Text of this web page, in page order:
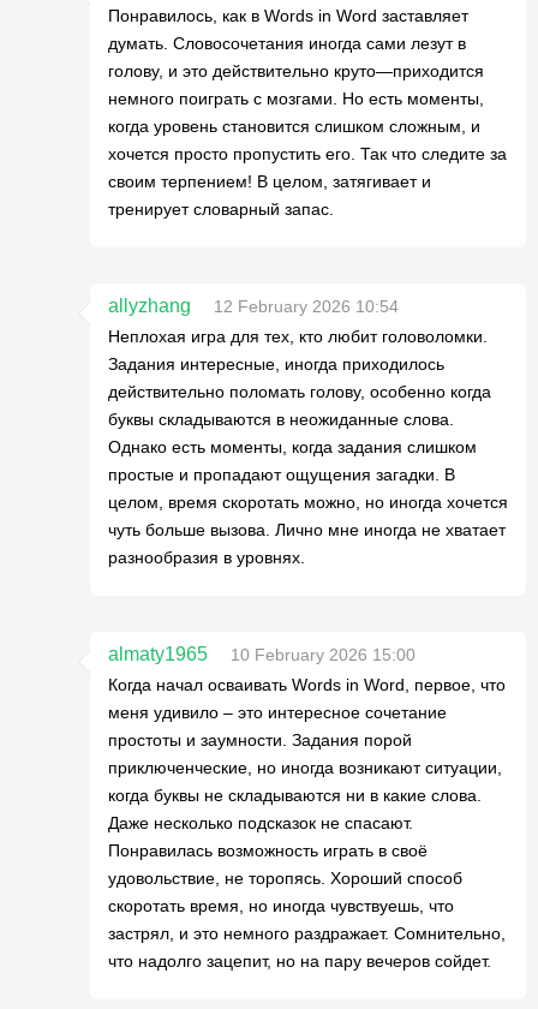
Понравилось, как в Words in Word заставляет
думать. Словосочетания иногда сами лезут в
голову, и это действительно круто—приходится
немного поиграть с мозгами. Но есть моменты,
когда уровень становится слишком сложным, и
хочется просто пропустить его. Так что следите за
своим терпением! В целом, затягивает и
тренирует словарный запас.
allyzhang
12 February 2026 10:54
Неплохая игра для тех, кто любит головоломки.
Задания интересные, иногда приходилось
действительно поломать голову, особенно когда
буквы складываются в неожиданные слова.
Однако есть моменты, когда задания слишком
простые и пропадают ощущения загадки. В
целом, время скоротать можно, но иногда хочется
чуть больше вызова. Лично мне иногда не хватает
разнообразия в уровнях.
almaty1965
10 February 2026 15:00
Когда начал осваивать Words in Word, первое, что
меня удивило – это интересное сочетание
простоты и заумности. Задания порой
приключенческие, но иногда возникают ситуации,
когда буквы не складываются ни в какие слова.
Даже несколько подсказок не спасают.
Понравилась возможность играть в своё
удовольствие, не торопясь. Хороший способ
скоротать время, но иногда чувствуешь, что
застрял, и это немного раздражает. Сомнительно,
что надолго зацепит, но на пару вечеров сойдет.